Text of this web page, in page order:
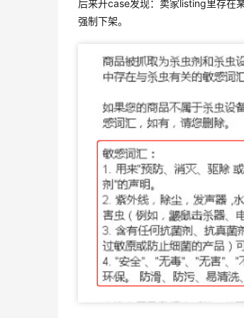
后来开case发现：卖家listing里存在
强制下架。